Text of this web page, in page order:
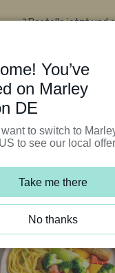
Bestelle jetzt und
auf deine ersten fünf
You’ve
on Marley
DE
to switch to
to see our local
Take me there
No thanks